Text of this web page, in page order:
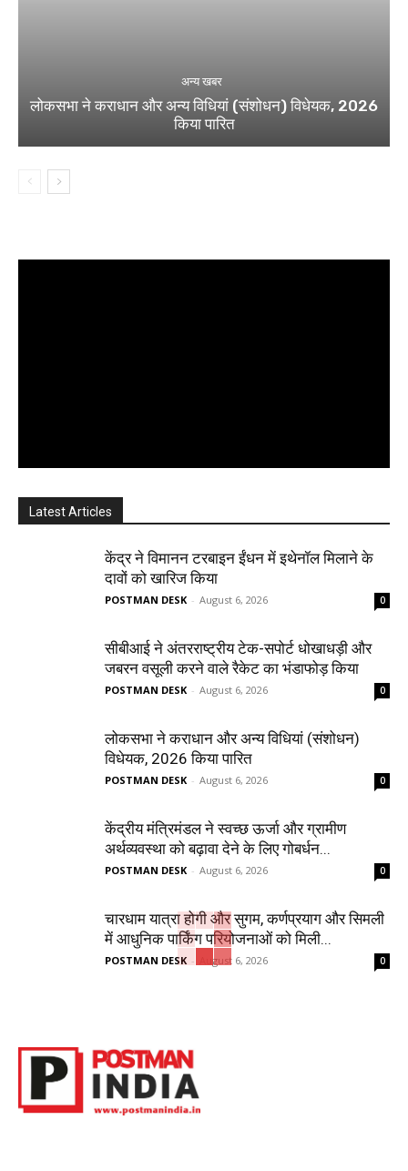
अन्य खबर
लोकसभा ने कराधान और अन्य विधियां (संशोधन) विधेयक, 2026
किया पारित
Latest Articles
केंद्र ने विमानन टरबाइन ईंधन में इथेनॉल मिलाने के
दावों को खारिज किया
POSTMAN DESK - August 6, 2026 0
सीबीआई ने अंतरराष्ट्रीय टेक-सपोर्ट धोखाधड़ी और
जबरन वसूली करने वाले रैकेट का भंडाफोड़ किया
POSTMAN DESK - August 6, 2026 0
लोकसभा ने कराधान और अन्य विधियां (संशोधन)
विधेयक, 2026 किया पारित
POSTMAN DESK - August 6, 2026 0
केंद्रीय मंत्रिमंडल ने स्वच्छ ऊर्जा और ग्रामीण
अर्थव्यवस्था को बढ़ावा देने के लिए गोबर्धन...
POSTMAN DESK - August 6, 2026 0
चारधाम यात्रा होगी और सुगम, कर्णप्रयाग और सिमली
में आधुनिक पार्किंग परियोजनाओं को मिली...
POSTMAN DESK - August 6, 2026 0